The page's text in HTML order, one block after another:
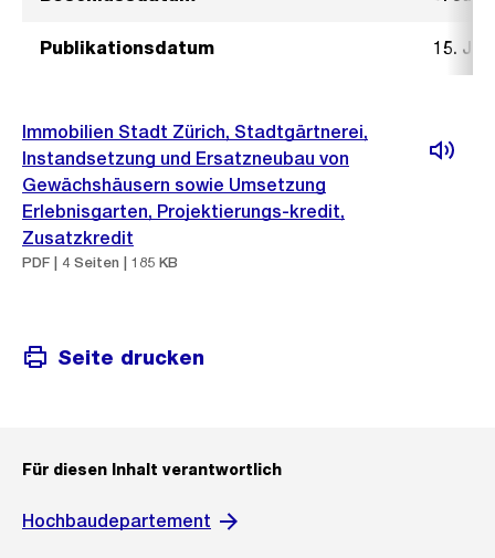
Publikationsdatum 15.
Immobilien Stadt Zürich, Stadtgärtnerei,
Instandsetzung und Ersatzneubau von
Gewächshäusern sowie Umsetzung
Erlebnisgarten, Projektierungs-kredit,
Zusatzkredit
PDF | 4 Seiten | 185 KB
Seite drucken
Für diesen Inhalt verantwortlich
Hochbaudepartement